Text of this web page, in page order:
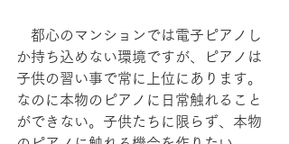
都心のマンションでは電子ピアノし
か持ち込めない環境ですが、ピアノは
子供の習い事で常に上位にあります。
なのに本物のピアノに日常触れること
ができない。子供たちに限らず、本物